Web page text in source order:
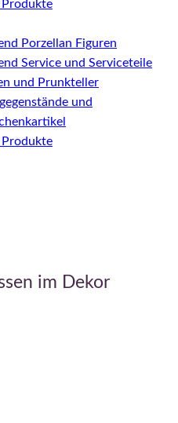
Porzellan Figuren
Service und Serviceteile
und Prunkteller
und
im Dekor